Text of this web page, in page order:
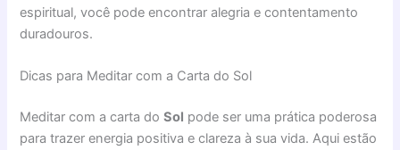
espiritual, você pode encontrar alegria e contentamento
duradouros.
Dicas para Meditar com a Carta do Sol
Meditar com a carta doSol pode ser uma prática poderosa
para trazer energia positiva e clareza à sua vida. Aqui estão